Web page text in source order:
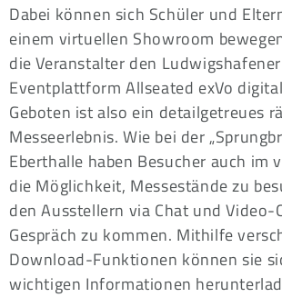
Dabei können sich Schüler und
einem virtuellen Showroom
die Veranstalter den
Eventplattform Allseated exVo
Geboten ist also ein detailgetreues
Messeerlebnis. Wie bei der
Eberthalle haben Besucher auch im
die Möglichkeit, Messestände zu
den Ausstellern via Chat und Video-
Gespräch zu kommen. Mithilfe
Download-Funktionen können sie
wichtigen Informationen